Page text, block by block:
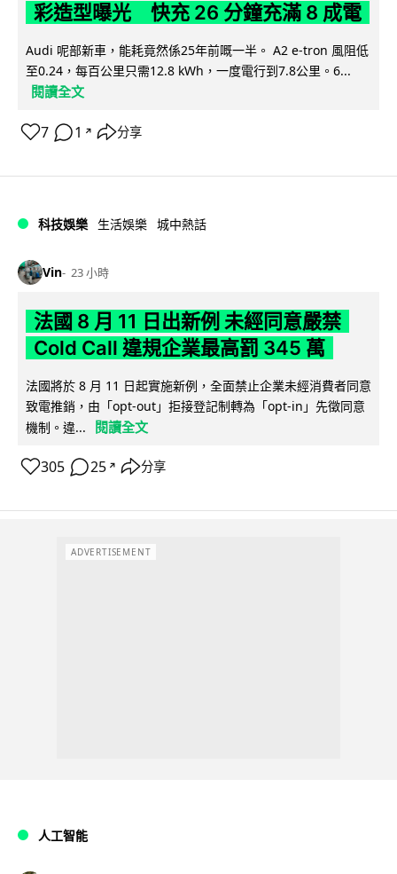
彩造型曝光 快充 26 分鐘充滿 8 成電
Audi 呢部新車，能耗竟然係25年前嘅一半。 A2 e-tron 風阻低
至0.24，每百公里只需12.8 kWh，一度電行到7.8公里。6...
閱讀全文
7 1 ↗ 分享
科技娛樂 生活娛樂 城中熱話
Vin 23 小時
法國 8 月 11 日出新例 未經同意嚴禁
Cold Call 違規企業最高罰 345 萬
法國將於 8 月 11 日起實施新例，全面禁止企業未經消費者同意
致電推銷，由「opt-out」拒接登記制轉為「opt-in」先徵同意
機制。違...
閱讀全文
305 25 ↗ 分享
ADVERTISEMENT
人工智能